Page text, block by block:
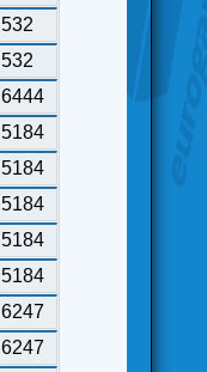
532
532
6444
5184
5184
5184
5184
5184
6247
6247